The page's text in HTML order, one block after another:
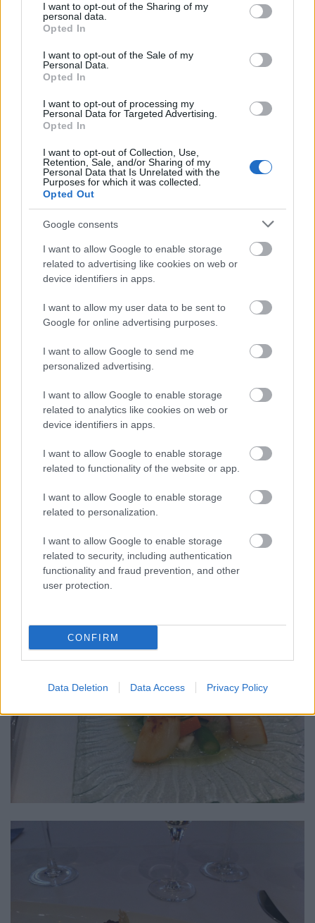
not limited to your visit or usage behaviour. You may click to
grant or deny consent to Google and its third-party tags to
use your data for below specified purposes in below Google
consent section.
I want to opt-out of the Sharing of my
personal data.
Opted In
I want to opt-out of the Sale of my
Personal Data.
Opted In
I want to opt-out of processing my
Personal Data for Targeted Advertising.
Opted In
I want to opt-out of Collection, Use,
Retention, Sale, and/or Sharing of my
Personal Data that Is Unrelated with the
Purposes for which it was collected.
Opted Out
Google consents
I want to allow Google to enable storage
related to advertising like cookies on web or
device identifiers in apps.
I want to allow my user data to be sent to
Google for online advertising purposes.
I want to allow Google to send me
personalized advertising.
I want to allow Google to enable storage
related to analytics like cookies on web or
device identifiers in apps.
I want to allow Google to enable storage
related to functionality of the website or app.
I want to allow Google to enable storage
related to personalization.
I want to allow Google to enable storage
related to security, including authentication
functionality and fraud prevention, and other
user protection.
CONFIRM
Data Deletion Data Access Privacy Policy
Az aperitif után jöttek a fogások, és ebben a
versenyszámban remekül vizsgázott az Iberostar.
Ügyesen egyensúlyoztak hagyomány és evolúció
között, olyan híres spanyol alapanyagokból és
ételekből készítettek modern falatokat, mint az
libériai sonka, vagy a salmorejo leves.
A fogások kiválóak voltak. Csak néha döccent meg a
konyha, volt, hogy úgy éreztem, valamelyik
alapanyagot a szükségesnél kicsit talán korábban
készítették el, vagy hosszabban dolgoztak rajta, de
alapvetően csodásan friss, nagy szeretettel és
fogások voltak ezek. High endben egy kicsit
bizonytalanul mozgok, talán ha öt Michelin-csillagos
őszintén nyilatkozni a helyről, mint mondjuk egy
tisztességes steakről, de azt gondolom, hogy az Onyx
Iberostarnak. Sőt, a malacos fogás alapján időnként
azok mellet.